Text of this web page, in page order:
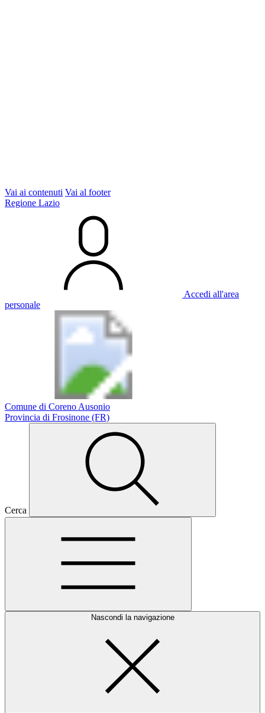
Vai ai contenuti Vai al footer
Regione Lazio
Accedi all'area
personale
Comune di Coreno Ausonio
Provincia di Frosinone (FR)
Cerca
Nascondi la navigazione